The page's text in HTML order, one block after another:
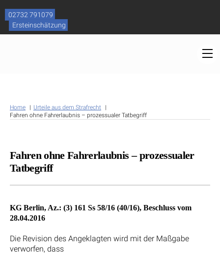
content
02732 791079
Ersteinschätzung
Home
Urteile aus dem Strafrecht
Fahren ohne Fahrerlaubnis – prozessualer Tatbegriff
Fahren ohne Fahrerlaubnis – prozessualer
Tatbegriff
KG Berlin, Az.: (3) 161 Ss 58/16 (40/16), Beschluss vom
28.04.2016
Die Revision des Angeklagten wird mit der Maßgabe
verworfen, dass